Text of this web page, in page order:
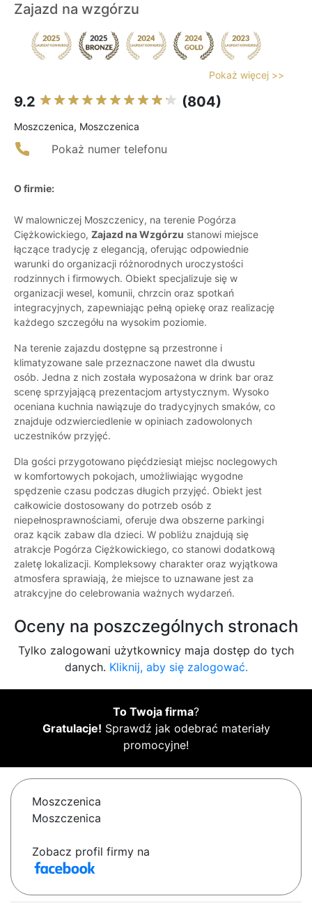
Zajazd na wzgórzu
Pokaż więcej >>
9.2 (804)
Moszczenica, Moszczenica
Pokaż numer telefonu
O firmie:
W malowniczej Moszczenicy, na terenie Pogórza
Ciężkowickiego, Zajazd na Wzgórzu stanowi miejsce
łączące tradycję z elegancją, oferując odpowiednie
warunki do organizacji różnorodnych uroczystości
rodzinnych i firmowych. Obiekt specjalizuje się w
organizacji wesel, komunii, chrzcin oraz spotkań
integracyjnych, zapewniając pełną opiekę oraz realizację
każdego szczegółu na wysokim poziomie.
Na terenie zajazdu dostępne są przestronne i
klimatyzowane sale przeznaczone nawet dla dwustu
osób. Jedna z nich została wyposażona w drink bar oraz
scenę sprzyjającą prezentacjom artystycznym. Wysoko
oceniana kuchnia nawiązuje do tradycyjnych smaków, co
znajduje odzwierciedlenie w opiniach zadowolonych
uczestników przyjęć.
Dla gości przygotowano pięćdziesiąt miejsc noclegowych
w komfortowych pokojach, umożliwiając wygodne
spędzenie czasu podczas długich przyjęć. Obiekt jest
całkowicie dostosowany do potrzeb osób z
niepełnosprawnościami, oferuje dwa obszerne parkingi
oraz kącik zabaw dla dzieci. W pobliżu znajdują się
atrakcje Pogórza Ciężkowickiego, co stanowi dodatkową
zaletę lokalizacji. Kompleksowy charakter oraz wyjątkowa
atmosfera sprawiają, że miejsce to uznawane jest za
atrakcyjne do celebrowania ważnych wydarzeń.
Oceny na poszczególnych stronach
Tylko zalogowani użytkownicy maja dostęp do tych
danych. Kliknij, aby się zalogować.
To Twoja firma?
Gratulacje! Sprawdź jak odebrać materiały
promocyjne!
Moszczenica
Moszczenica
Zobacz profil firmy na